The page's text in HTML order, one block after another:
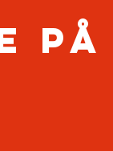
på